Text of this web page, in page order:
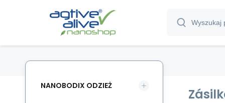
NANOBODIX ODZIEŻ